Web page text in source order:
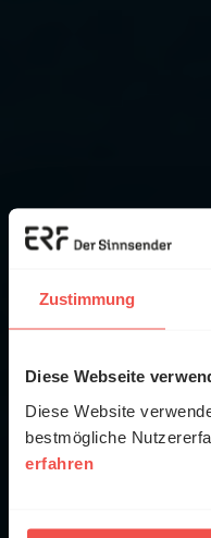
Zustimmung
Diese Webseite
Diese Website
bestmögliche
erfahren